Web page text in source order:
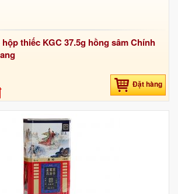
thiếc KGC 37.5g hồng sâm Chính
Đặt hàng